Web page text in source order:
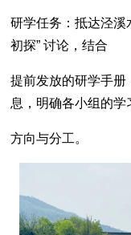
研学任务：抵达泾溪
初探” 讨论，结合
提前发放的研学手
息，明确各小组的学
方向与分工。